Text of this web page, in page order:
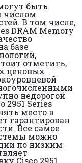
быть
числом
В том числе,
DRAM Memory
базе
отметить,
ценовых
недорогой
2951 Series
место в
гарантирован
Все самое
можно
по низким
Cisco 2951